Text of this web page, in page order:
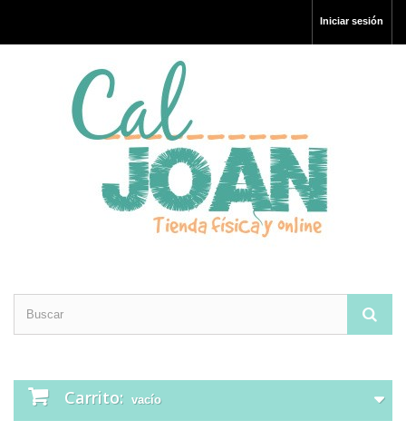
Iniciar sesión
Carrito: vacío